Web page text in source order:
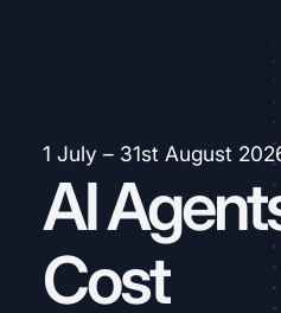
1 July – 31st August
AI
Cost